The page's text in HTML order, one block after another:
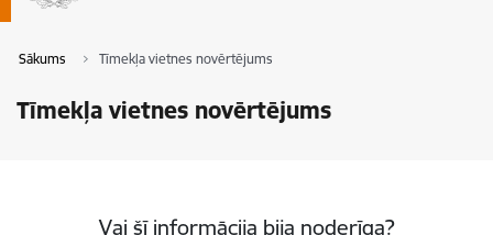
Sākums Tīmekļa vietnes novērtējums
Tīmekļa vietnes novērtējums
Vai šī informācija bija noderīga?